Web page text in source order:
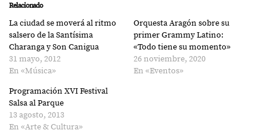
Relacionado
La ciudad se moverá al ritmo
salsero de la Santísima
Charanga y Son Canigua
31 mayo, 2012
En «Música»
Orquesta Aragón sobre su
primer Grammy Latino:
«Todo tiene su momento»
26 noviembre, 2020
En «Eventos»
Programación XVI Festival
Salsa al Parque
13 agosto, 2013
En «Arte & Cultura»